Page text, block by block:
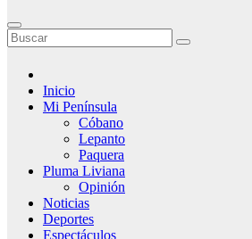
Inicio
Mi Península
Cóbano
Lepanto
Paquera
Pluma Liviana
Opinión
Noticias
Deportes
Espectáculos